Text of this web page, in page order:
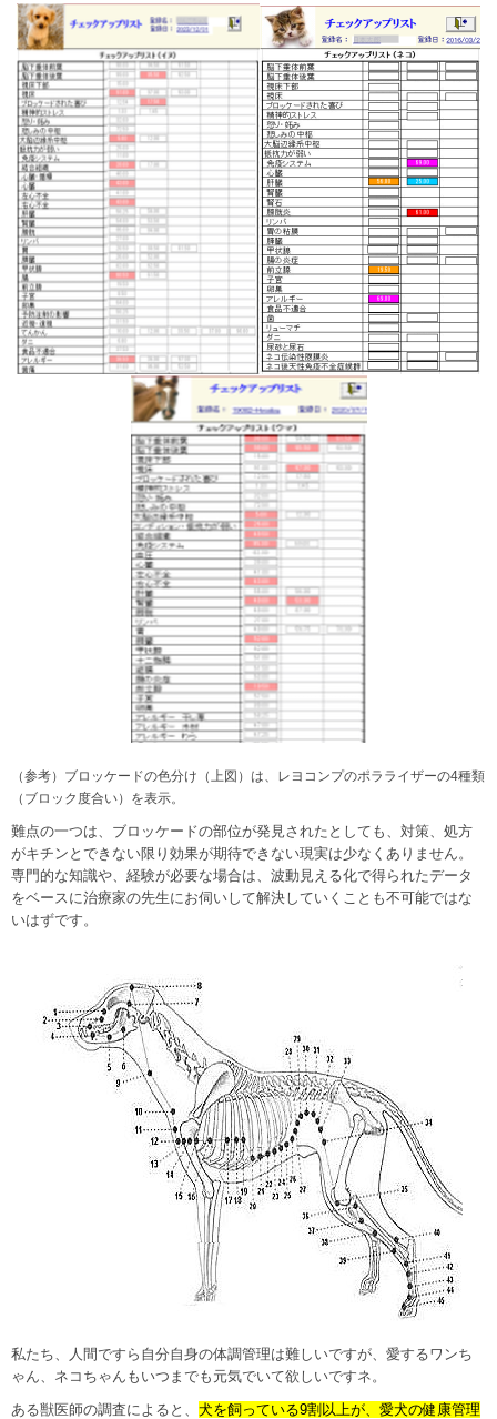
（参考）ブロッケードの色分け（上図）は、レヨコンプのポラライザーの4種類
（ブロック度合い）を表示。
難点の一つは、ブロッケードの部位が発見されたとしても、対策、処方
がキチンとできない限り効果が期待できない現実は少なくありません。
専門的な知識や、経験が必要な場合は、波動見える化で得られたデータ
をベースに治療家の先生にお伺いして解決していくことも不可能ではな
いはずです。
私たち、人間ですら自分自身の体調管理は難しいですが、愛するワンち
ゃん、ネコちゃんもいつまでも元気でいて欲しいですネ。
ある獣医師の調査によると、 犬を飼っている9割以上が、愛犬の健康管理